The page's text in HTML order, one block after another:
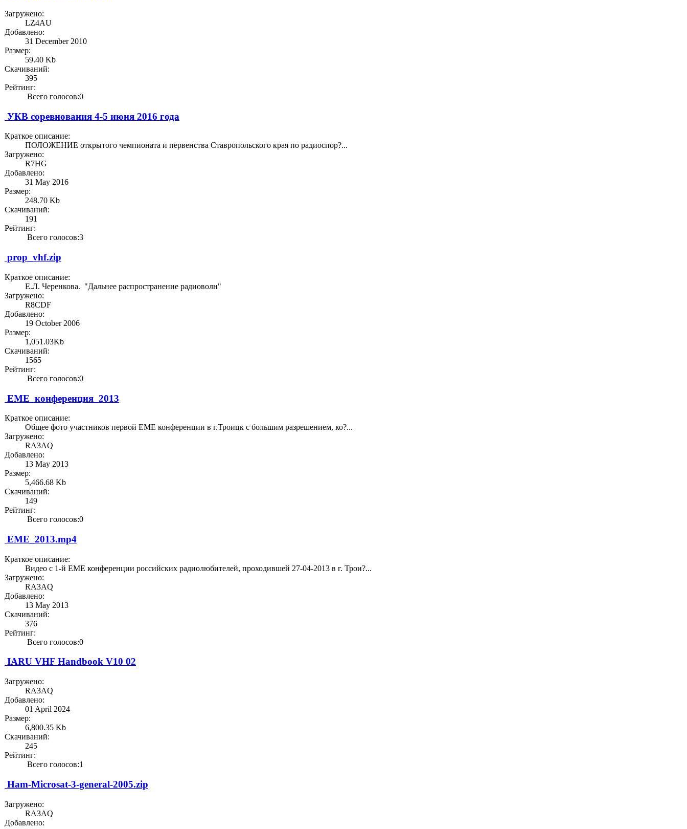
Загружено:
LZ4AU
Добавлено:
31 December 2010
Размер:
59.40 Kb
Скачиваний:
395
Рейтинг:
Всего голосов:0
УКВ соревнования 4-5 июня 2016 года
Краткое описание:
ПОЛОЖЕНИЕ открытого чемпионата и первенства Ставропольского края по радиоспор?...
Загружено:
R7HG
Добавлено:
31 May 2016
Размер:
248.70 Kb
Скачиваний:
191
Рейтинг:
Всего голосов:3
prop_vhf.zip
Краткое описание:
Е.Л. Черенкова. "Дальнее распространение радиоволн"
Загружено:
R8CDF
Добавлено:
19 October 2006
Размер:
1,051.03Kb
Скачиваний:
1565
Рейтинг:
Всего голосов:0
EME_конференция_2013
Краткое описание:
Общее фото участников первой EME конференции в г.Троицк с большим разрешением, ко?...
Загружено:
RA3AQ
Добавлено:
13 May 2013
Размер:
5,466.68 Kb
Скачиваний:
149
Рейтинг:
Всего голосов:0
EME_2013.mp4
Краткое описание:
Видео с 1-й EME конференции российских радиолюбителей, проходившей 27-04-2013 в г. Трои?...
Загружено:
RA3AQ
Добавлено:
13 May 2013
Скачиваний:
376
Рейтинг:
Всего голосов:0
IARU VHF Handbook V10 02
Загружено:
RA3AQ
Добавлено:
01 April 2024
Размер:
6,800.35 Kb
Скачиваний:
245
Рейтинг:
Всего голосов:1
Ham-Microsat-3-general-2005.zip
Загружено:
RA3AQ
Добавлено: